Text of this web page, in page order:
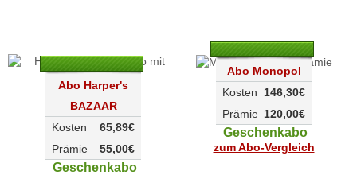
Abo Harper's
BAZAAR
65,89€
Kosten
55,00€
Prämie
Geschenkabo
Abo Monopol
146,30€
Kosten
120,00€
Prämie
Geschenkabo
zum Abo-Vergleich